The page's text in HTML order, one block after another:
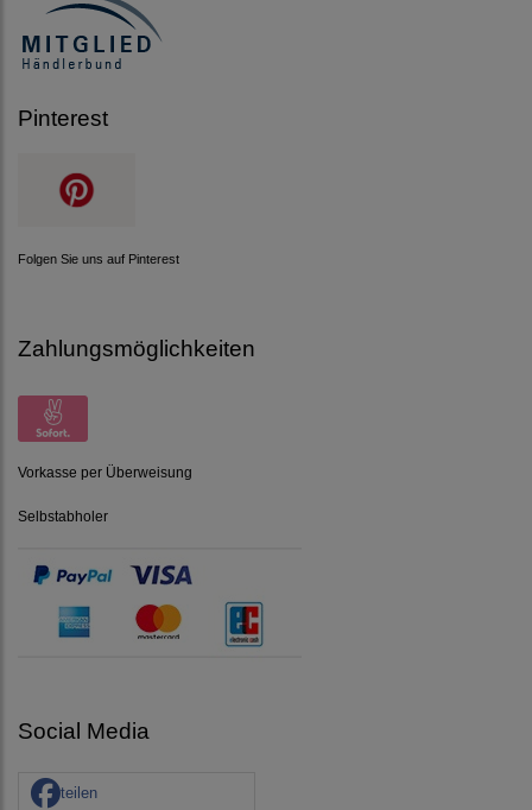
Pinterest
Folgen Sie uns auf Pinterest
Zahlungsmöglichkeiten
Vorkasse per Überweisung
Selbstabholer
Social Media
teilen